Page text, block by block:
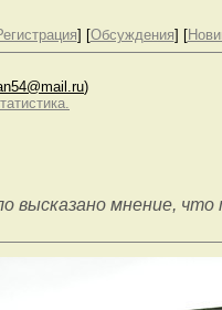
] [Обсуждения] [
)
высказано мнение,